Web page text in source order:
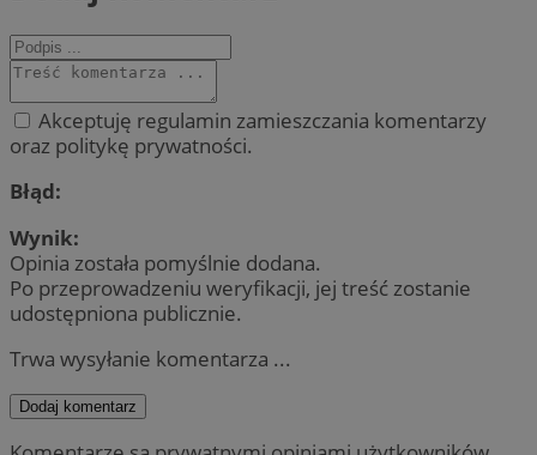
Akceptuję regulamin zamieszczania komentarzy
oraz politykę prywatności.
Błąd:
Wynik:
Opinia została pomyślnie dodana.
Po przeprowadzeniu weryfikacji, jej treść zostanie
udostępniona publicznie.
Trwa wysyłanie komentarza ...
Dodaj komentarz